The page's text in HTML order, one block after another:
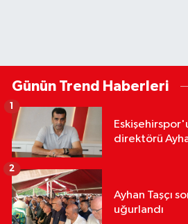
Günün Trend Haberleri
direktörü
1
Ayhan Taşçı
uğurlandı
2